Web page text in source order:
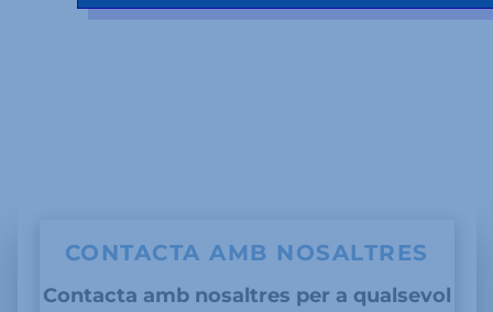
CONTACTA AMB NOSALTRES
Contacta amb nosaltres per a qualsevol